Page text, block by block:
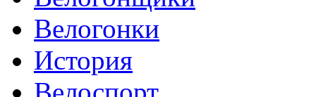
Велогонки
История